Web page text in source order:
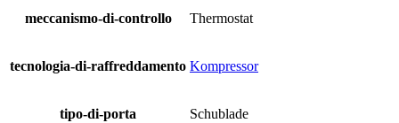
meccanismo-di-controllo Thermostat
tecnologia-di-raffreddamento Kompressor
tipo-di-porta Schublade